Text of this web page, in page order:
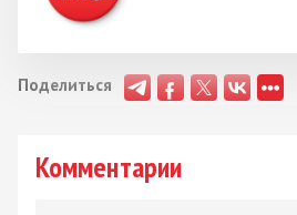
Поделиться
Комментарии